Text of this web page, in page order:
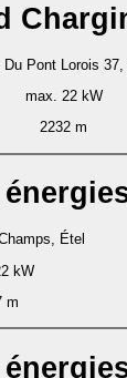
Du Pont Lorois
max. 22 kW
2232 m
Étel
kW
m